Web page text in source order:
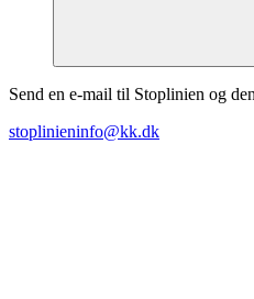
Send en e-mail til Stoplinien og
stoplinieninfo@kk.dk